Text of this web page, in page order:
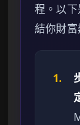
程。以
結你財富
1.